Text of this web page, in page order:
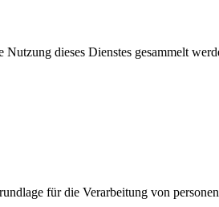
dieses Dienstes gesammelt
für die Verarbeitung von